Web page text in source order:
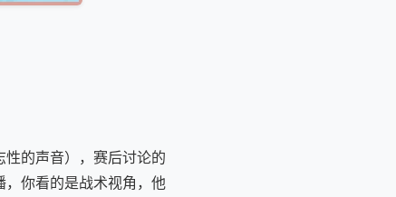
的声音），赛后讨论的
你看的是战术视角，他